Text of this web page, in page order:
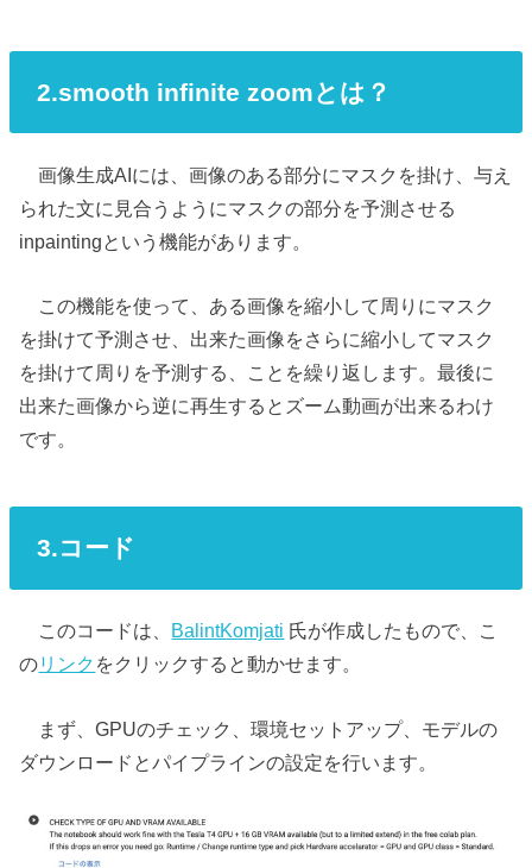
2.smooth infinite zoomとは？
画像生成AIには、画像のある部分にマスクを掛け、与え
られた文に見合うようにマスクの部分を予測させる
inpaintingという機能があります。
この機能を使って、ある画像を縮小して周りにマスク
を掛けて予測させ、出来た画像をさらに縮小してマスク
を掛けて周りを予測する、ことを繰り返します。最後に
出来た画像から逆に再生するとズーム動画が出来るわけ
です。
3.コード
このコードは、 BalintKomjati 氏が作成したもので、こ
のリンク をクリックすると動かせます。
まず、GPUのチェック、環境セットアップ、モデルの
ダウンロードとパイプラインの設定を行います。